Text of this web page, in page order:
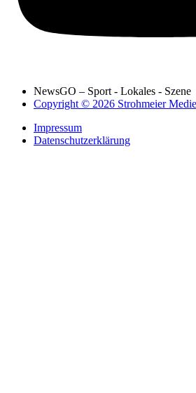
NewsGO – Sport - Lokales - Szene
Copyright © 2026 Strohmeier
Impressum
Datenschutzerklärung